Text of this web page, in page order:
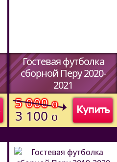
Гостевая футболка
сборной Перу 2020-
2021
(Код:)
Купить
5 000o
3 100 o